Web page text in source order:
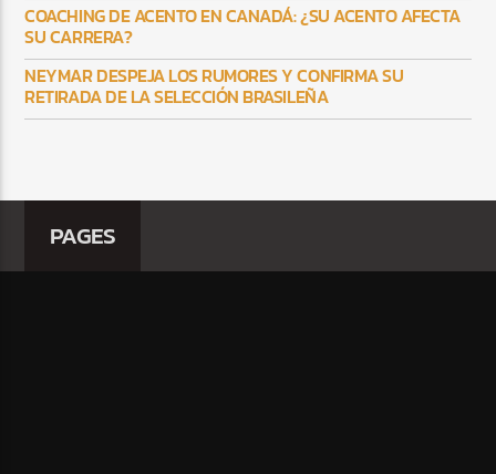
COACHING DE ACENTO EN CANADÁ: ¿SU ACENTO AFECTA
SU CARRERA?
NEYMAR DESPEJA LOS RUMORES Y CONFIRMA SU
RETIRADA DE LA SELECCIÓN BRASILEÑA
PAGES